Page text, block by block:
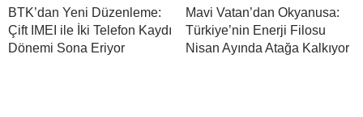
BTK’dan Yeni Düzenleme:
Çift IMEI ile İki Telefon Kaydı
Dönemi Sona Eriyor
Mavi Vatan’dan Okyanusa:
Türkiye’nin Enerji Filosu
Nisan Ayında Atağa Kalkıyor